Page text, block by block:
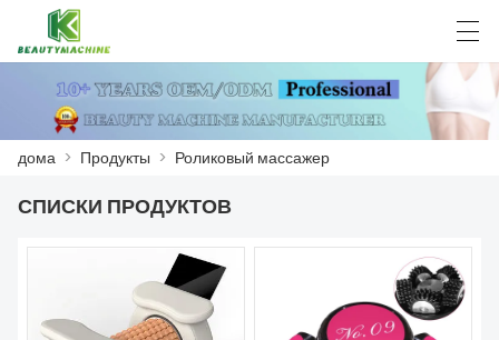
ДОМА
العربية Deutsch English Español
дома > Продукты > Роликовый массажер
СПИСКИ ПРОДУКТОВ